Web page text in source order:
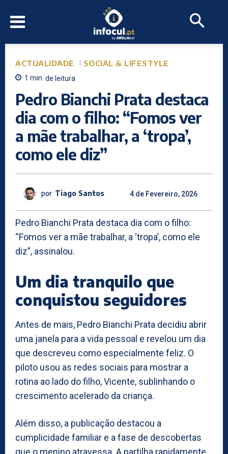
ACTUALIDADE SOCIAL & LIFESTYLE
1 min. de leitura
Pedro Bianchi Prata destaca
dia com o filho: “Fomos ver
a mãe trabalhar, a ‘tropa’,
como ele diz”
por Tiago Santos 4 de Fevereiro, 2026
Pedro Bianchi Prata destaca dia com o filho:
“Fomos ver a mãe trabalhar, a ‘tropa’, como ele
diz”, assinalou.
Um dia tranquilo que
conquistou seguidores
Antes de mais, Pedro Bianchi Prata decidiu abrir
uma janela para a vida pessoal e revelou um dia
que descreveu como especialmente feliz. O
piloto usou as redes sociais para mostrar a
rotina ao lado do filho, Vicente, sublinhando o
crescimento acelerado da criança.
Além disso, a publicação destacou a
cumplicidade familiar e a fase de descobertas
que o menino atravessa. A partilha rapidamente